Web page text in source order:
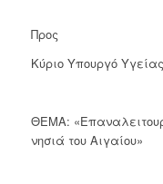
Προς
Κύριο Υπουργό Υγείας
ΘΕΜΑ:
νησιά του Αιγαίου»